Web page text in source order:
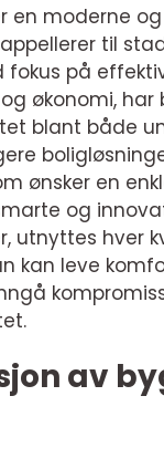
en moderne
til
fokus på
økonomi, har
blant både
ønsker en
og
utnyttes hver
kan leve
av